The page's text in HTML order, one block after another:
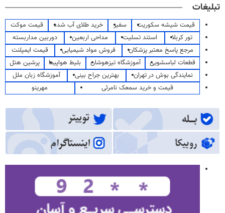
تبلیغات
قیمت شیشه سکوریت سفیر خرید طلای آب شده
قیمت موکت
تور کربلا
استند تسلیت مداحی اربعین
دوربین مداربسته
مرجع پاسخ معتبر پزشکان
فروش مواد شیمیایی
قیمت ایمپلنت
قطعات لباسشویی
آموزشگاه تیزهوشان بلیط هواپیما
پرشین هتل
نمایندگی بوش در تهران
بهترین جراح بینی
آموزشگاه زبان ملل
قیمت و خرید سمعک نامرئی
مهرینو